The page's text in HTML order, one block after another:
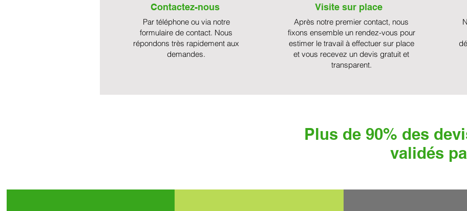
Contactez-nous
Par téléphone ou via notre
formulaire de contact. Nous
répondons très rapidement aux
demandes.
Visite sur place
Après notre premier contact, nous
fixons ensemble un rendez-vous pour
estimer le travail à effectuer sur place
et vous recevez un devis gratuit et
transparent.
Plus de 90% des
validés